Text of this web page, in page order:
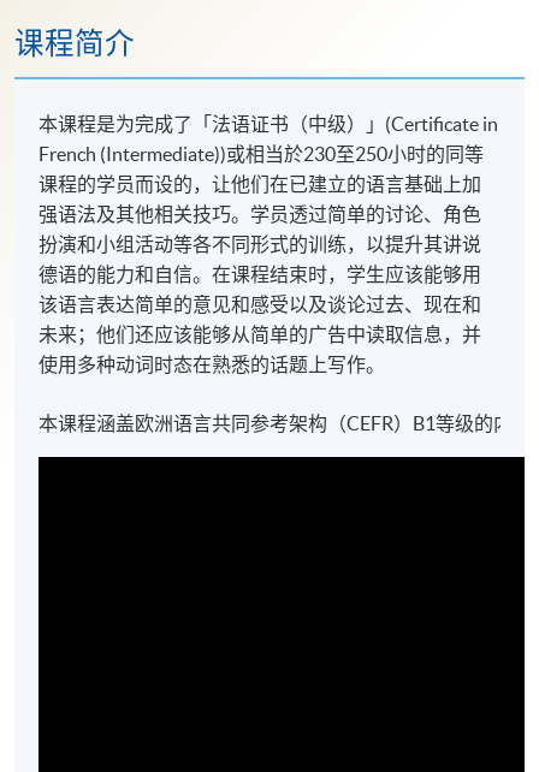
课程简介
本课程是为完成了「法语证书（中级）」(Certificate in
French (Intermediate))或相当於230至250小时的同等
课程的学员而设的，让他们在已建立的语言基础上加
强语法及其他相关技巧。学员透过简单的讨论、角色
扮演和小组活动等各不同形式的训练，以提升其讲说
德语的能力和自信。在课程结束时，学生应该能够用
该语言表达简单的意见和感受以及谈论过去、现在和
未来；他们还应该能够从简单的广告中读取信息，并
使用多种动词时态在熟悉的话题上写作。
本课程涵盖欧洲语言共同参考架构（CEFR）B1等级的内容